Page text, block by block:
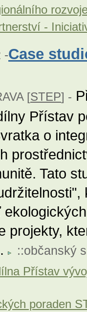
-
-Case
[STEP] -
Přístav
o
Tato
projekty,
::občanský
Přístav
poraden